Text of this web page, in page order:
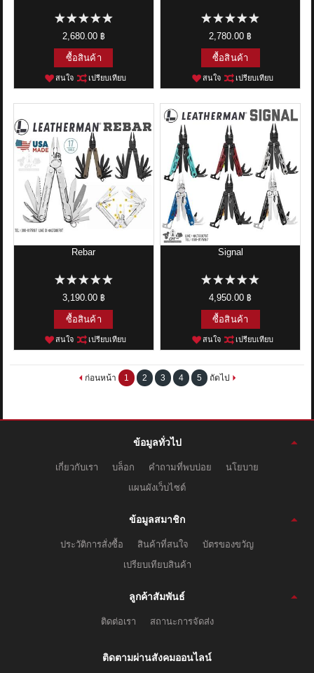
2,680.00 ฿
ซื้อสินค้า
สนใจ เปรียบเทียบ
2,780.00 ฿
ซื้อสินค้า
สนใจ เปรียบเทียบ
Rebar
3,190.00 ฿
ซื้อสินค้า
สนใจ เปรียบเทียบ
Signal
4,950.00 ฿
ซื้อสินค้า
สนใจ เปรียบเทียบ
ก่อนหน้า 1 2 3 4 5 ถัดไป
ข้อมูลทั่วไป
เกี่ยวกับเรา บล็อก คำถามที่พบบ่อย
นโยบาย
แผนผังเว็บไซต์
ข้อมูลสมาชิก
ประวัติการสั่งซื้อ สินค้าที่สนใจ
บัตรของขวัญ
เปรียบเทียบสินค้า
ลูกค้าสัมพันธ์
ติดต่อเรา สถานะการจัดส่ง
ติดตามผ่านสังคมออนไลน์